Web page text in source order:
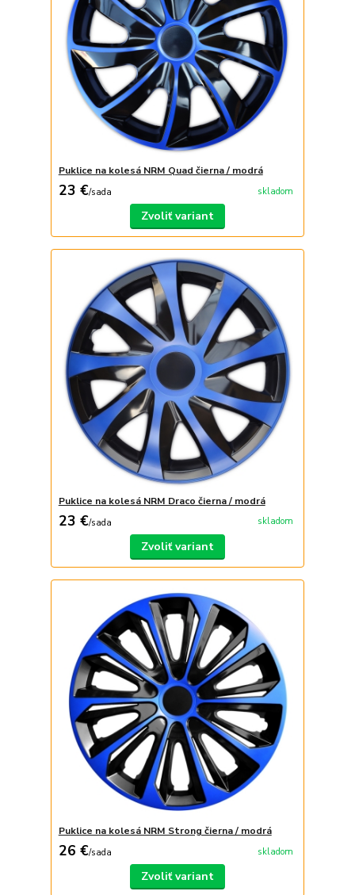
Puklice na kolesá NRM Quad čierna / modrá
23 €/sada skladom
Zvoliť variant
Puklice na kolesá NRM Draco čierna / modrá
23 €/sada skladom
Zvoliť variant
Puklice na kolesá NRM Strong čierna / modrá
26 €/sada skladom
Zvoliť variant